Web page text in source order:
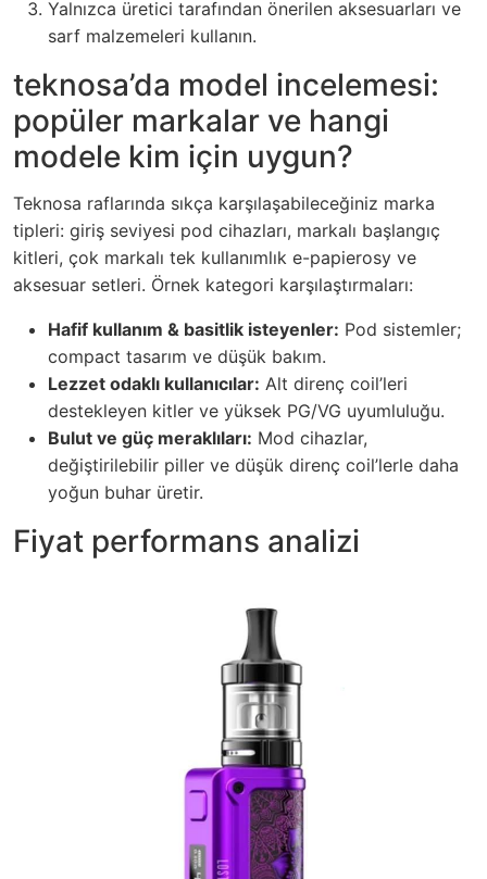
Yalnızca üretici tarafından önerilen aksesuarları ve
sarf malzemeleri kullanın.
teknosa’da model incelemesi:
popüler markalar ve hangi
modele kim için uygun?
Teknosa raflarında sıkça karşılaşabileceğiniz marka
tipleri: giriş seviyesi pod cihazları, markalı başlangıç
kitleri, çok markalı tek kullanımlık e-papierosy ve
aksesuar setleri. Örnek kategori karşılaştırmaları:
Hafif kullanım & basitlik isteyenler: Pod sistemler;
compact tasarım ve düşük bakım.
Lezzet odaklı kullanıcılar: Alt direnç coil’leri
destekleyen kitler ve yüksek PG/VG uyumluluğu.
Bulut ve güç meraklıları: Mod cihazlar,
değiştirilebilir piller ve düşük direnç coil’lerle daha
yoğun buhar üretir.
Fiyat performans analizi